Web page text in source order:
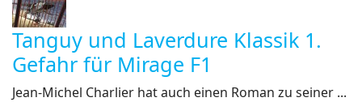
Tanguy und Laverdure Klassik 1.
Gefahr für Mirage F1
Jean-Michel Charlier hat auch einen Roman zu seiner ...